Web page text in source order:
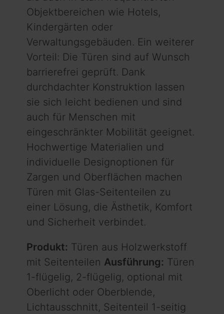
Objektbereichen wie Hotels,
Kindergärten oder
Verwaltungsgebäuden. Ein weiterer
Vorteil: Die Türen sind auf Wunsch
barrierefrei geprüft. Dank
durchdachter Konstruktion lassen
sie sich leicht bedienen und sind
auch für Menschen mit
eingeschränkter Mobilität geeignet.
Hochwertige Materialien und
individuelle Designoptionen für
Zargen und Oberflächen machen
Türen mit Glas-Seitenteilen zu
einer Lösung, die Ästhetik, Komfort
und Sicherheit verbindet.
Produkt: Türen aus Holzwerkstoff
mit Seitenteilen Ausführung: Türen
1-flügelig, 2-flügelig, optional mit
Oberlicht oder Oberblende,
Lichtausschnitt, Seitenteil 1-seitig